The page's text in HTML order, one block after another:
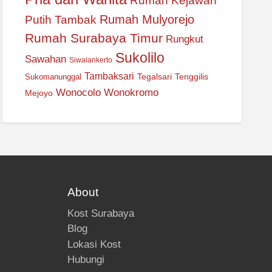
Putih Tambak Rumah Mulyorejo
Rumah Surabaya Timur Rungkut
Sawahan Siwalankerto Sukolilo
Sukomanunggal Tambaksari Tegalsari Tenggilis
Mejoyo Wonocolo Wonokromo
About
Kost Surabaya
Blog
Lokasi Kost
Hubungi